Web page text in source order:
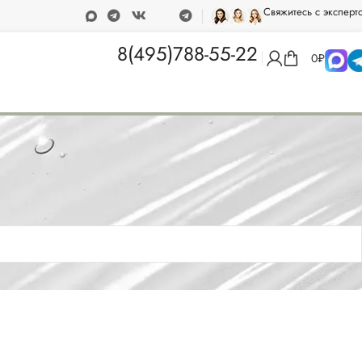
Программа лояльности Свяжитесь с
8(495)788-55-22 0₽